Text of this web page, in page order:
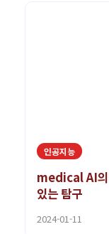
인공지능
medical AI의
있는 탐구
2024-01-11